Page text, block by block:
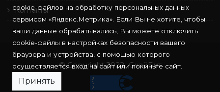
Контакты
© Copyright 2022 СкайБит
cookie-файлов на обработку персональных данных
сервисом «Яндекс.Метрика». Если Вы не хотите, чтобы
ваши данные обрабатывались, Вы можете отключить
cookie-файлы в настройках безопасности вашего
браузера и устройства, с помощью которого
осуществляется вход на сайт или покиньте сайт.
Принять